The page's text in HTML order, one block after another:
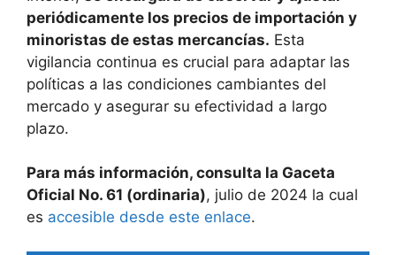
periódicamente los precios de importación y
minoristas de estas mercancías. Esta
vigilancia continua es crucial para adaptar las
políticas a las condiciones cambiantes del
mercado y asegurar su efectividad a largo
plazo.
Para más información, consulta la Gaceta
Oficial No. 61 (ordinaria), julio de 2024 la cual
es accesible desde este enlace.